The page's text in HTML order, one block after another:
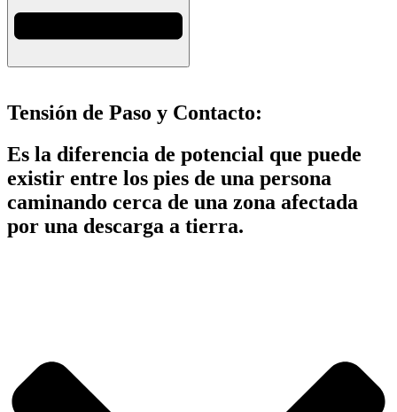
Tensión de Paso y Contacto:
Es la diferencia de potencial que puede
existir entre los pies de una persona
caminando cerca de una zona afectada
por una descarga a tierra.